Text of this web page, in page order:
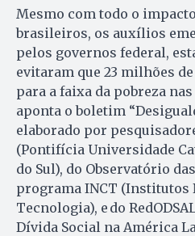
Mesmo com todo o
brasileiros, os auxílios
pelos governos federal,
evitaram que 23 milhões
para a faixa da pobreza
aponta o boletim
elaborado por
(Pontifícia Universidade
do Sul), do Observatório
programa INCT (Institutos
Tecnologia), e do
Dívida Social na América